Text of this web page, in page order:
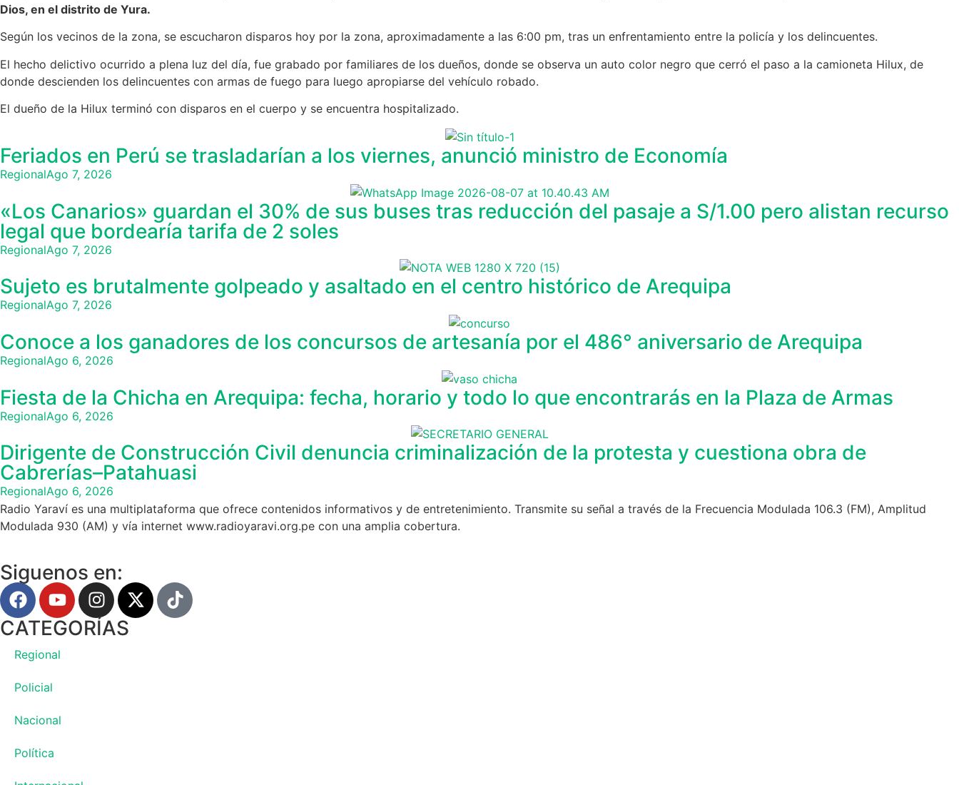
Dios, en el distrito de Yura.
Según los vecinos de la zona, se escucharon disparos hoy por la zona, aproximadamente a las 6:00 pm, tras un enfrentamiento entre la policía y los delincuentes.
El hecho delictivo ocurrido a plena luz del día, fue grabado por familiares de los dueños, donde se observa un auto color negro que cerró el paso a la camioneta Hilux, de
donde descienden los delincuentes con armas de fuego para luego apropiarse del vehículo robado.
El dueño de la Hilux terminó con disparos en el cuerpo y se encuentra hospitalizado.
Feriados en Perú se trasladarían a los viernes, anunció ministro de Economía
RegionalAgo 7, 2026
«Los Canarios» guardan el 30% de sus buses tras reducción del pasaje a S/1.00 pero alistan recurso
legal que bordearía tarifa de 2 soles
RegionalAgo 7, 2026
Sujeto es brutalmente golpeado y asaltado en el centro histórico de Arequipa
RegionalAgo 7, 2026
Conoce a los ganadores de los concursos de artesanía por el 486° aniversario de Arequipa
RegionalAgo 6, 2026
Fiesta de la Chicha en Arequipa: fecha, horario y todo lo que encontrarás en la Plaza de Armas
RegionalAgo 6, 2026
Dirigente de Construcción Civil denuncia criminalización de la protesta y cuestiona obra de
Cabrerías–Patahuasi
RegionalAgo 6, 2026
Radio Yaraví es una multiplataforma que ofrece contenidos informativos y de entretenimiento. Transmite su señal a través de la Frecuencia Modulada 106.3 (FM), Amplitud
Modulada 930 (AM) y vía internet www.radioyaravi.org.pe con una amplia cobertura.
Siguenos en:
CATEGORÍAS
Regional
Policial
Nacional
Política